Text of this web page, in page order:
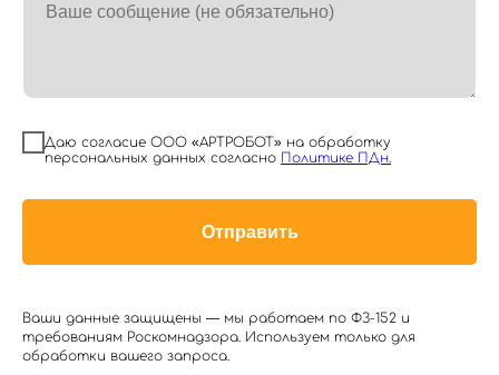
Даю согласие ООО «АРТРОБОТ» на обработку
персональных данных согласно Политике ПДн.
Отправить
Ваши данные защищены — мы работаем по ФЗ-152 и
требованиям Роскомнадзора. Используем только для
обработки вашего запроса.